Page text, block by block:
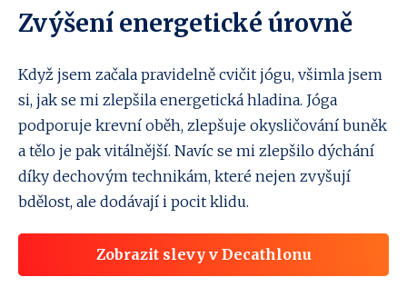
Zvýšení energetické úrovně
Když jsem začala pravidelně cvičit jógu, všimla jsem
si, jak se mi zlepšila energetická hladina. Jóga
podporuje krevní oběh, zlepšuje okysličování buněk
a tělo je pak vitálnější. Navíc se mi zlepšilo dýchání
díky dechovým technikám, které nejen zvyšují
bdělost, ale dodávají i pocit klidu.
Zobrazit slevy v Decathlonu